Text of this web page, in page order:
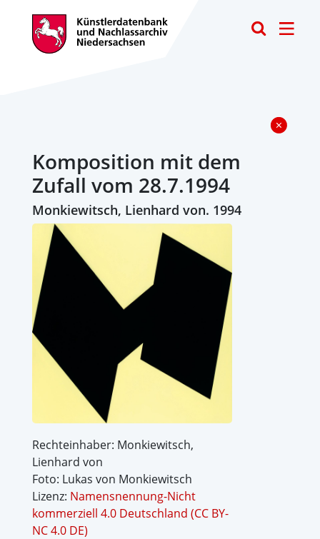
Komposition mit dem
Zufall vom 28.7.1994
Monkiewitsch, Lienhard von. 1994
Rechteinhaber: Monkiewitsch,
Lienhard von
Foto: Lukas von Monkiewitsch
Lizenz: Namensnennung-Nicht
kommerziell 4.0 Deutschland (CC BY-
NC 4.0 DE)